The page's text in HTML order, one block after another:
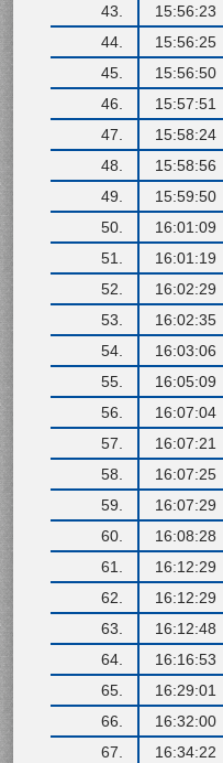
43.
15:56:23
44.
15:56:25
45.
15:56:50
46.
15:57:51
47.
15:58:24
48.
15:58:56
49.
15:59:50
50.
16:01:09
51.
16:01:19
52.
16:02:29
53.
16:02:35
54.
16:03:06
55.
16:05:09
56.
16:07:04
57.
16:07:21
58.
16:07:25
59.
16:07:29
60.
16:08:28
61.
16:12:29
62.
16:12:29
63.
16:12:48
64.
16:16:53
65.
16:29:01
66.
16:32:00
67.
16:34:22